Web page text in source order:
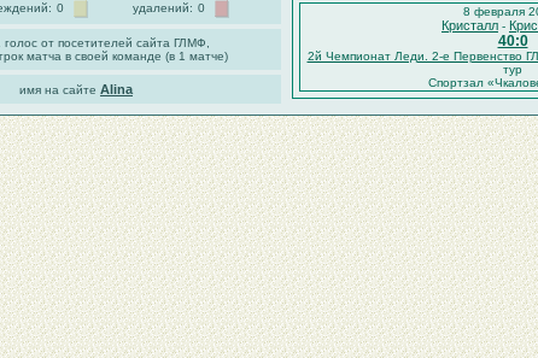
0 удалений: 0
голос от посетителей сайта ГЛМФ,
матча в своей команде (в 1 матче)
имя на сайте Alina
8 февраля
Кристалл -
40:0
2й Чемпионат Леди. 2-е Первенство
тур
Спортзал